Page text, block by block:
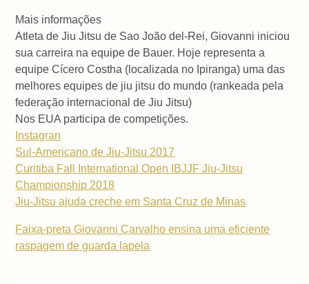
Mais informações
Atleta de Jiu Jitsu de Sao João del-Rei, Giovanni iniciou
sua carreira na equipe de Bauer. Hoje representa a
equipe Cícero Costha (localizada no Ipiranga) uma das
melhores equipes de jiu jitsu do mundo (rankeada pela
federação internacional de Jiu Jitsu)
Nos EUA participa de competições.
Instagran
Sul-Americano de Jiu-Jitsu 2017
Curitiba Fall International Open IBJJF Jiu-Jitsu
Championship 2018
Jiu-Jitsu ajuda creche em Santa Cruz de Minas
Faixa-preta Giovanni Carvalho ensina uma eficiente
raspagem de guarda lapela